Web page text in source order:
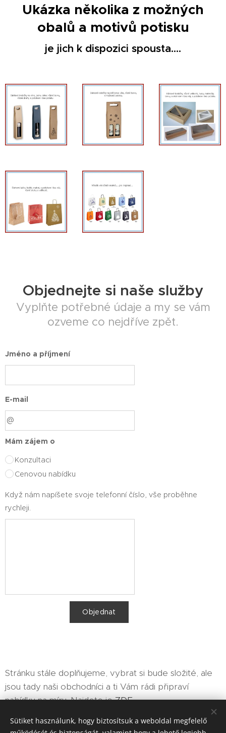
Ukázka několika z možných
obalů a motivů potisku
je jich k dispozici spousta....
Objednejte si naše služby
Vyplňte potřebné údaje a my se vám
ozveme co nejdříve zpět.
Jméno a příjmení
E-mail
Mám zájem o
Konzultaci
Cenovou nabídku
Když nám napíšete svoje telefonní číslo, vše proběhne
rychleji.
Objednat
Stránku stále doplňujeme, vybrat si bude složité, ale
jsou tady naši obchodníci a ti Vám rádi připraví
nabídku na míru. Najdete jeZDE
Sütiket használunk, hogy biztosítsuk a weboldal megfelelő